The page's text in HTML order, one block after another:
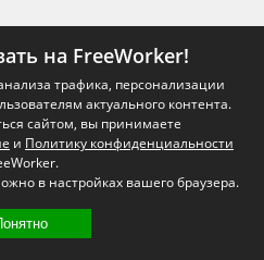
на FreeWorker!
трафика, персонализации
актуального контента.
сайтом, вы принимаете
и Политику конфиденциальности
в настройках вашего браузера.